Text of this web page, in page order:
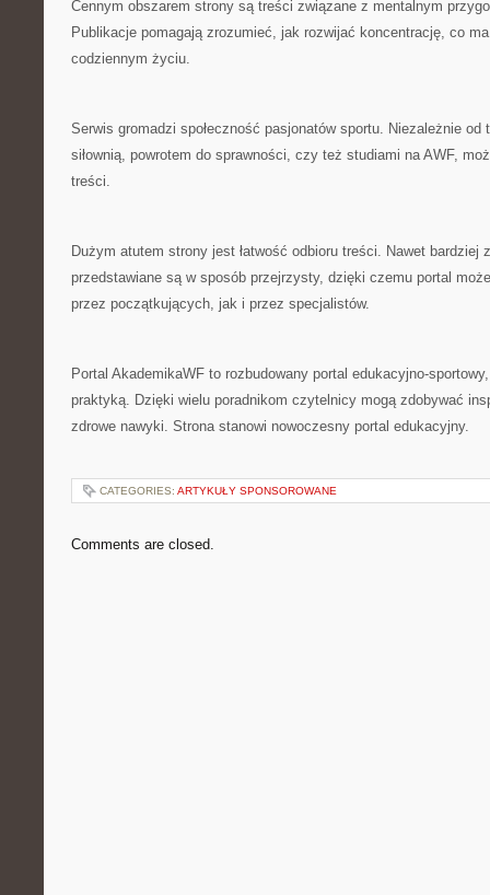
Cennym obszarem strony są treści związane z mentalnym
Publikacje pomagają zrozumieć, jak rozwijać koncentrację, co
codziennym życiu.
Serwis gromadzi społeczność pasjonatów sportu. Niezależnie
siłownią, powrotem do sprawności, czy też studiami na AWF,
treści.
Dużym atutem strony jest łatwość odbioru treści. Nawet bardziej
przedstawiane są w sposób przejrzysty, dzięki czemu portal
przez początkujących, jak i przez specjalistów.
Portal AkademikaWF to rozbudowany portal edukacyjno-
praktyką. Dzięki wielu poradnikom czytelnicy mogą zdobywać
zdrowe nawyki. Strona stanowi nowoczesny portal edukacyjny.
CATEGORIES: ARTYKUŁY SPONSOROWANE
Comments are closed.